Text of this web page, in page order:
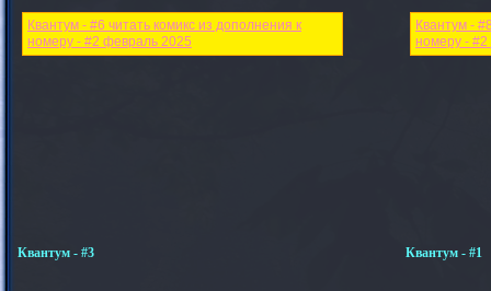
Квантум - #6 читать комикс из дополнения к
номеру - #2 февраль 2025
Квантум -
номеру -
Квантум - #3 Квантум - #1